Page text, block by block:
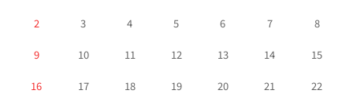
2 3 4 5 6 7 8
9 10 11 12 13 14 15
16 17 18 19 20 21 22